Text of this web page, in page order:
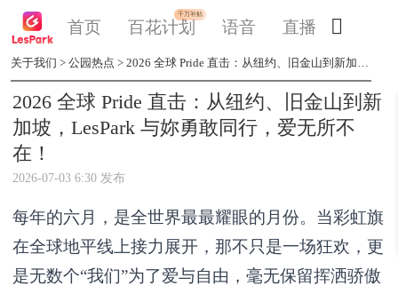
首页
千万补贴
百花计划 语音 直播 
关于我们 > 公园热点 > 2026 全球 Pride 直击：从纽约、旧金山到新加坡，LesPark 与妳勇敢同行，爱无所不在！
2026 全球 Pride 直击：从纽约、旧金山到新
加坡，LesPark 与妳勇敢同行，爱无所不
在！
2026-07-03 6:30 发布
每年的六月，是全世界最最耀眼的月份。当彩虹旗
在全球地平线上接力展开，那不只是一场狂欢，更
是无数个“我们”为了爱与自由，毫无保留挥洒骄傲